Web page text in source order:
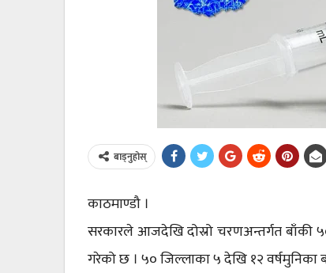
बाड्नुहोस्
काठमाण्डौ ।
सरकारले आजदेखि दोस्रो चरणअन्तर्गत बाँकी
गरेको छ । ५० जिल्लाका ५ देखि १२